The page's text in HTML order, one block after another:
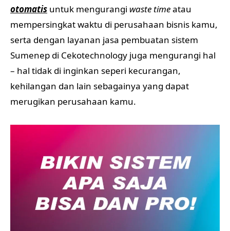
otomatis untuk mengurangi waste timeatau
mempersingkat waktu di perusahaan bisnis kamu,
serta dengan layanan jasa pembuatan sistem
Sumenep di Cekotechnology juga mengurangi hal
– hal tidak di inginkan seperi kecurangan,
kehilangan dan lain sebagainya yang dapat
merugikan perusahaan kamu.